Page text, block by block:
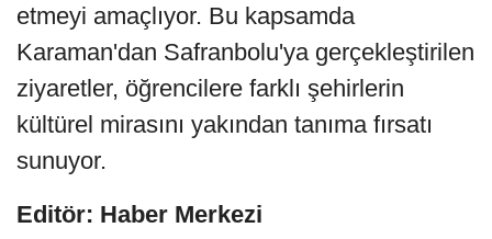
etmeyi amaçlıyor. Bu kapsamda
Karaman'dan Safranbolu'ya gerçekleştirilen
ziyaretler, öğrencilere farklı şehirlerin
kültürel mirasını yakından tanıma fırsatı
sunuyor.
Editör: Haber Merkezi